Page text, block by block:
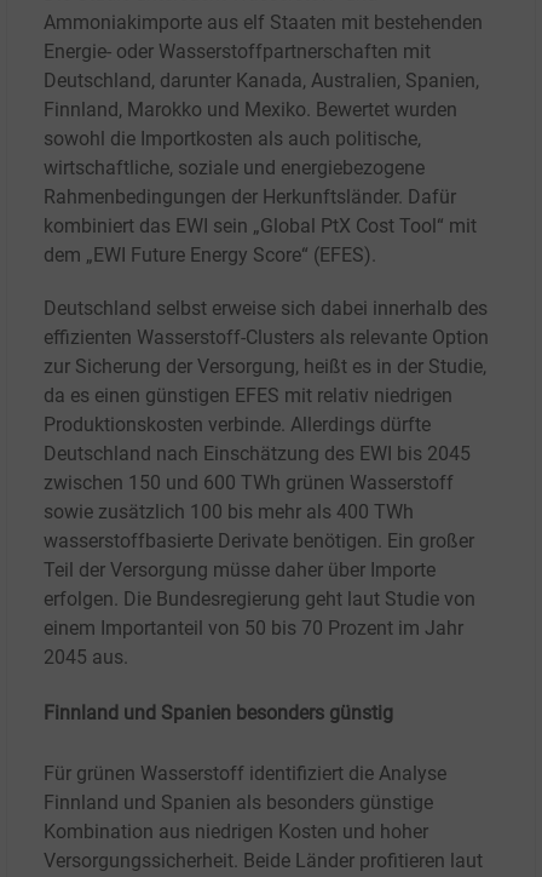
Ammoniakimporte aus elf Staaten mit bestehenden
Energie- oder Wasserstoffpartnerschaften mit
Deutschland, darunter Kanada, Australien, Spanien,
Finnland, Marokko und Mexiko. Bewertet wurden
sowohl die Importkosten als auch politische,
wirtschaftliche, soziale und energiebezogene
Rahmenbedingungen der Herkunftsländer. Dafür
kombiniert das EWI sein „Global PtX Cost Tool“ mit
dem „EWI Future Energy Score“ (EFES).
Deutschland selbst erweise sich dabei innerhalb des
effizienten Wasserstoff-Clusters als relevante Option
zur Sicherung der Versorgung, heißt es in der Studie,
da es einen günstigen EFES mit relativ niedrigen
Produktionskosten verbinde. Allerdings dürfte
Deutschland nach Einschätzung des EWI bis 2045
zwischen 150 und 600 TWh grünen Wasserstoff
sowie zusätzlich 100 bis mehr als 400 TWh
wasserstoffbasierte Derivate benötigen. Ein großer
Teil der Versorgung müsse daher über Importe
erfolgen. Die Bundesregierung geht laut Studie von
einem Importanteil von 50 bis 70 Prozent im Jahr
2045 aus.
Finnland und Spanien besonders günstig
Für grünen Wasserstoff identifiziert die Analyse
Finnland und Spanien als besonders günstige
Kombination aus niedrigen Kosten und hoher
Versorgungssicherheit. Beide Länder profitieren laut